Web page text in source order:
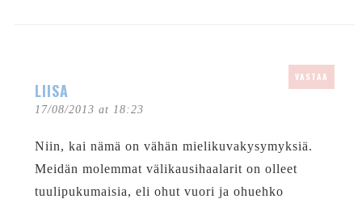
LIISA
17/08/2013 at 18:23
VASTAA
Niin, kai nämä on vähän mielikuvakysymyksiä.
Meidän molemmat välikausihaalarit on olleet
tuulipukumaisia, eli ohut vuori ja ohuehko